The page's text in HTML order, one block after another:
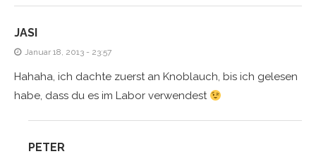
JASI
Januar 18, 2013 - 23:57
Hahaha, ich dachte zuerst an Knoblauch, bis ich gelesen
habe, dass du es im Labor verwendest
PETER